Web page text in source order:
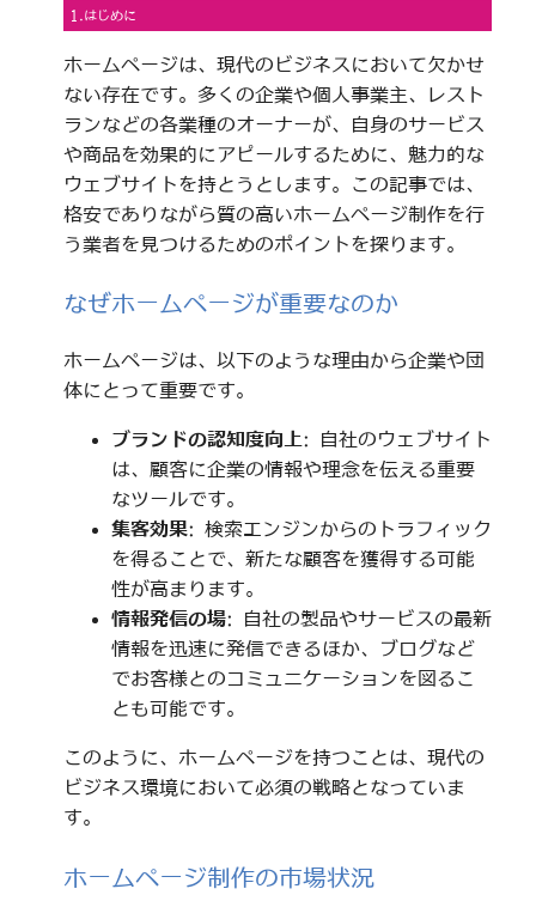
1.はじめに
ホームページは、現代のビジネスにおいて欠かせ
ない存在です。多くの企業や個人事業主、レスト
ランなどの各業種のオーナーが、自身のサービス
や商品を効果的にアピールするために、魅力的な
ウェブサイトを持とうとします。この記事では、
格安でありながら質の高いホームページ制作を行
う業者を見つけるためのポイントを探ります。
なぜホームページが重要なのか
ホームページは、以下のような理由から企業や団
体にとって重要です。
ブランドの認知度向上: 自社のウェブサイト
は、顧客に企業の情報や理念を伝える重要
なツールです。
集客効果: 検索エンジンからのトラフィック
を得ることで、新たな顧客を獲得する可能
性が高まります。
情報発信の場: 自社の製品やサービスの最新
情報を迅速に発信できるほか、ブログなど
でお客様とのコミュニケーションを図るこ
とも可能です。
このように、ホームページを持つことは、現代の
ビジネス環境において必須の戦略となっていま
す。
ホームページ制作の市場状況